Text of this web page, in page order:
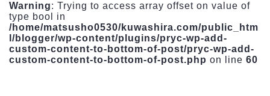
Warning: Trying to access array offset on value of
type bool in
/home/matsusho0530/kuwashira.com/public_htm
l/blogger/wp-content/plugins/pryc-wp-add-
custom-content-to-bottom-of-post/pryc-wp-add-
custom-content-to-bottom-of-post.php on line 60